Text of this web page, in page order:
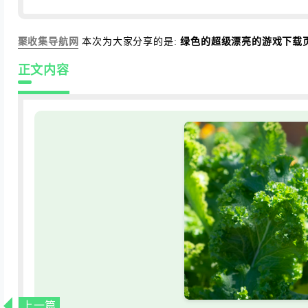
聚收集导航网 本次为大家分享的是: 绿色的超级漂亮的游戏下载
正文内容